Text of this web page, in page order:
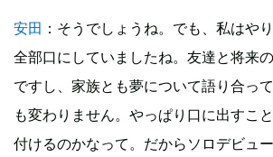
安田 ：そうでしょうね。でも、私はや
全部口にしていましたね。友達と将来
ですし、家族とも夢について語り合っ
も変わりません。やっぱり口に出すこ
付けるのかなって。だからソロデビュ